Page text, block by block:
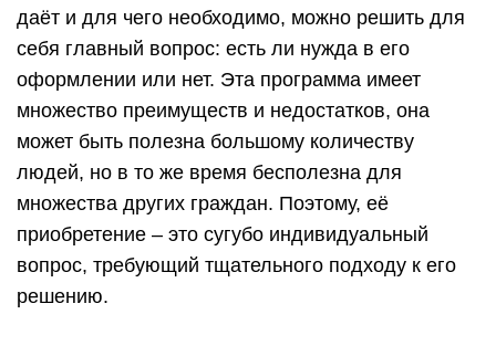
даёт и для чего необходимо, можно решить для
себя главный вопрос: есть ли нужда в его
оформлении или нет. Эта программа имеет
множество преимуществ и недостатков, она
может быть полезна большому количеству
людей, но в то же время бесполезна для
множества других граждан. Поэтому, её
приобретение – это сугубо индивидуальный
вопрос, требующий тщательного подходу к его
решению.